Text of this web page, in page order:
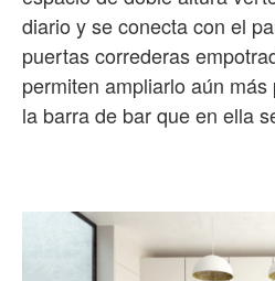
diario y se conecta con el
puertas correderas
permiten ampliarlo aún
la barra de bar que en ella